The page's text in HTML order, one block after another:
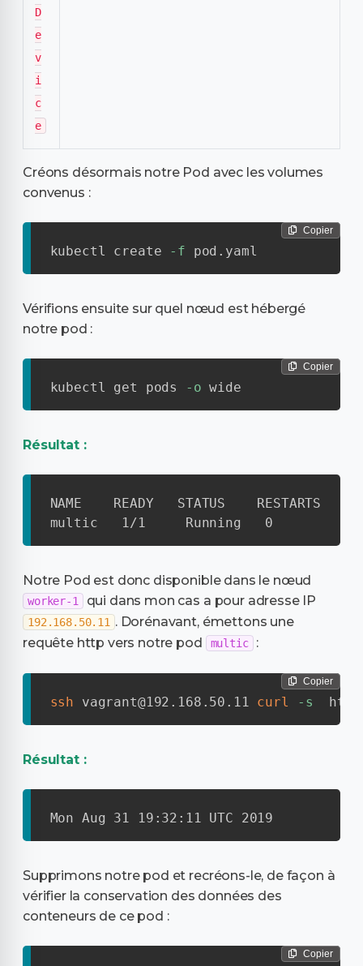
D
e
v
i
c
e
Créons désormais notre Pod avec les volumes
convenus :
Copier
kubectl create -f pod.yaml
Vérifions ensuite sur quel nœud est hébergé
notre pod :
Copier
kubectl get pods -o wide
Résultat :
NAME    READY   STATUS    RESTARTS
multic   1/1     Running   0
Notre Pod est donc disponible dans le nœud
worker-1 qui dans mon cas a pour adresse IP
192.168.50.11 . Dorénavant, émettons une
requête http vers notre pod
multic :
Copier
ssh vagrant@192.168.50.11 curl -s
Résultat :
Mon Aug 31 19:32:11 UTC 2019
Supprimons notre pod et recréons-le, de façon à
vérifier la conservation des données des
conteneurs de ce pod :
Copier